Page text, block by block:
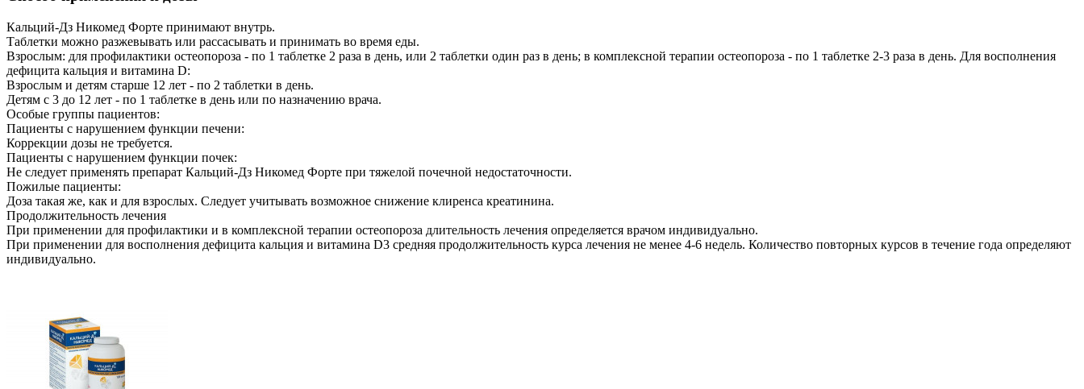
Кальций-Дз Никомед Форте принимают внутрь.
Таблетки можно разжевывать или рассасывать и принимать во время еды.
Взрослым: для профилактики остеопороза - по 1 таблетке 2 раза в день, или 2 таблетки один раз в день; в комплексной терапии остеопороза - по 1 таблетке 2-3 раза в день. Для восполнения
дефицита кальция и витамина D:
Взрослым и детям старше 12 лет - по 2 таблетки в день.
Детям с 3 до 12 лет - по 1 таблетке в день или по назначению врача.
Особые группы пациентов:
Пациенты с нарушением функции печени:
Коррекции дозы не требуется.
Пациенты с нарушением функции почек:
Не следует применять препарат Кальций-Дз Никомед Форте при тяжелой почечной недостаточности.
Пожилые пациенты:
Доза такая же, как и для взрослых. Следует учитывать возможное снижение клиренса креатинина.
Продолжительность лечения
При применении для профилактики и в комплексной терапии остеопороза длительность лечения определяется врачом индивидуально.
При применении для восполнения дефицита кальция и витамина D3 средняя продолжительность курса лечения не менее 4-6 недель. Количество повторных курсов в течение года определяют
индивидуально.